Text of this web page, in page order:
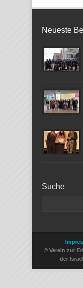
Neueste
Suche
© Verein zur
der